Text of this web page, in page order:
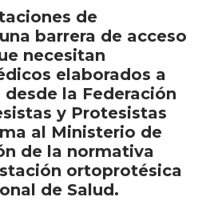
de
barrera de acceso
necesitan
elaborados a
la Federación
y Protesistas
al Ministerio de
de la normativa
ortoprotésica
de Salud.